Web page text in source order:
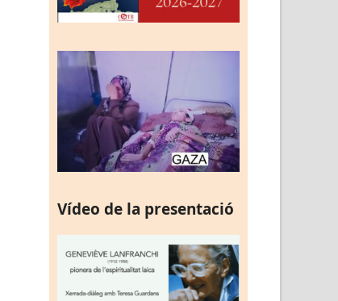
Vídeo de la presentació